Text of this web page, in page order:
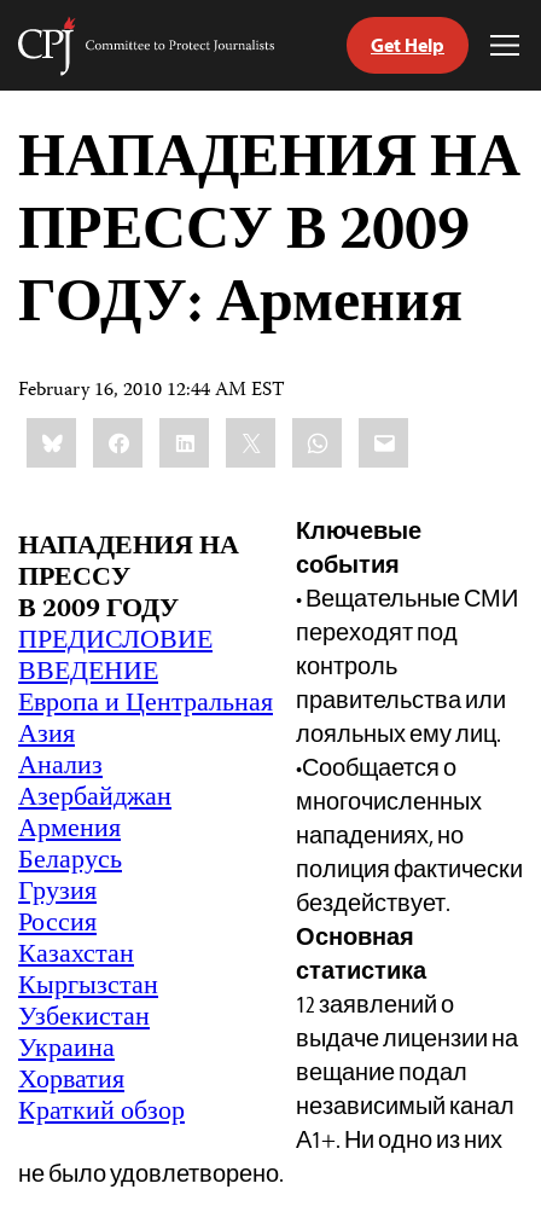
Skip
content
Committee
Journalists
Get Help
НАПАДЕНИЯ НА
ПРЕССУ В 2009
ГОДУ: Армения
February 16, 2010 12:44 AM EST
Share
this:BlueskyFacebookLinkedIn WhatsApp
Email
НАПАДЕНИЯ НА
ПРЕССУ
В 2009 ГОДУ
ПРЕДИСЛОВИЕ
ВВЕДЕНИЕ
Европа и Центральная
Азия
Анализ
Азербайджан
Армения
Беларусь
Грузия
Россия
Казахстан
Кыргызстан
Узбекистан
Украина
Хорватия
Краткий обзор
Ключевые
события
• Вещательные СМИ
переходят под
контроль
правительства или
лояльных ему лиц.
•Сообщается о
многочисленных
нападениях, но
полиция фактически
бездействует.
Основная
статистика
12 заявлений о
выдаче лицензии на
вещание подал
независимый канал
А1+. Ни одно из них
не было удовлетворено.